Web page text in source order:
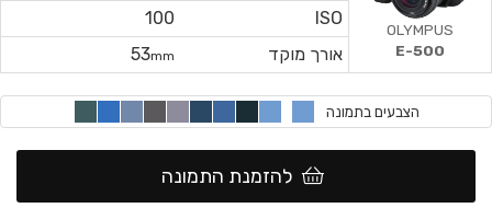
ISO
100
אורך מוקד
53mm
OLYMPUS
E-500
הצבעים בתמונה
להזמנת התמונה